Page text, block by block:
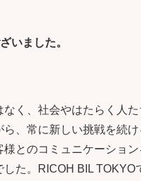
いました。
く、社会やはたらく人た
、常に新しい挑戦を続け
様とのコミュニケーショ
した。RICOH BIL TOKYO